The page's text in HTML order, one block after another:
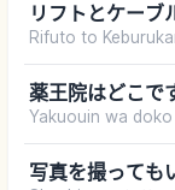
リフトとケーブ
Rifuto to
薬王院はどこで
Yakuouin wa doko
写真を撮っても